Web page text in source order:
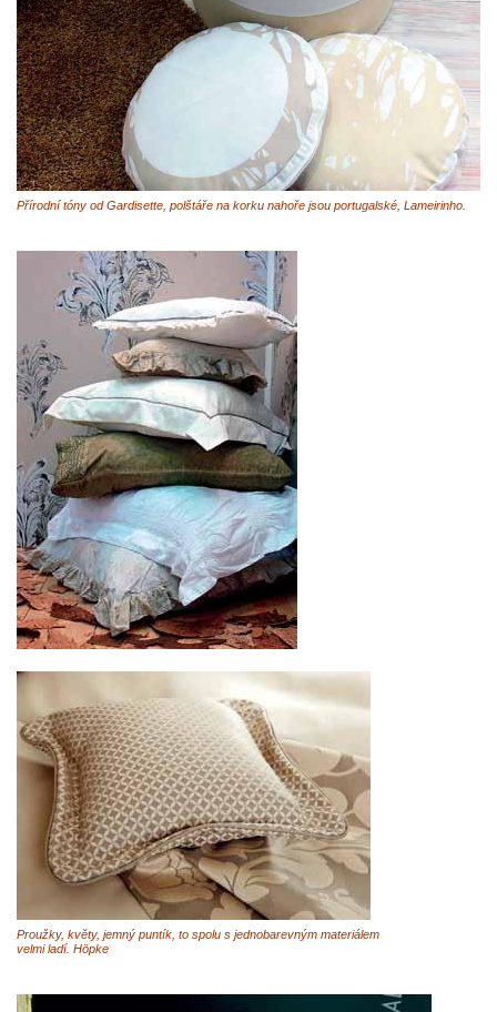
Přírodní tóny od Gardisette, polštáře na korku nahoře jsou portugalské, Lameirinho.
Proužky, květy, jemný puntík, to spolu s jednobarevným materiálem
velmi ladí. Höpke